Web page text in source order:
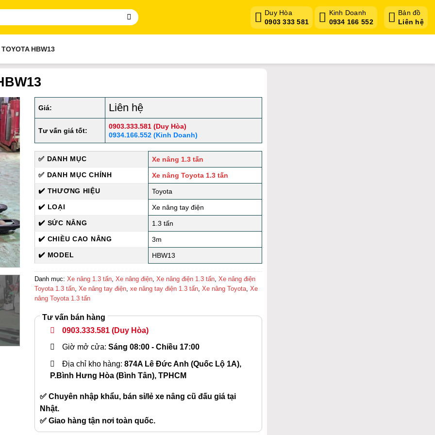
Duy Hòa
0903 333 581
Kinh Doanh
0934 166 552
Bản đồ
Liên hệ
HBW13
Giá: Liên hệ
Tư vấn giá tốt:
0903.333.581 (Duy Hòa)
0934.166.552 (Kinh Doanh)
✅ DANH MỤC
Xe nâng 1.3 tấn
✅ DANH MỤC CHÍNH
Xe nâng Toyota 1.3 tấn
✔️ THƯƠNG HIỆU
Toyota
✔️ LOẠI
Xe nâng tay điện
✔️ SỨC NÂNG
1.3 tấn
✔️ CHIỀU CAO NÂNG
3m
✔️ MODEL
HBW13
Danh mục: Xe nâng 1.3 tấn Xe nâng điện Xe nâng điện 1.3 tấn Xe nâng điện
Toyota 1.3 tấn Xe nâng tay điện xe nâng tay điện 1.3 tấn Xe nâng Toyota Xe
nâng Toyota 1.3 tấn
Tư vấn bán hàng
0903.333.581 (Duy Hòa)
Giờ mở cửa: Sáng 08:00 - Chiều 17:00
Địa chỉ kho hàng: 874A Lê Đức Anh (Quốc Lộ 1A),
P.Bình Hưng Hòa (Bình Tân), TPHCM
✅ Chuyên nhập khẩu, bán sỉ/lẻ xe nâng cũ đấu giá tại
Nhật.
✅ Giao hàng tận nơi toàn quốc.